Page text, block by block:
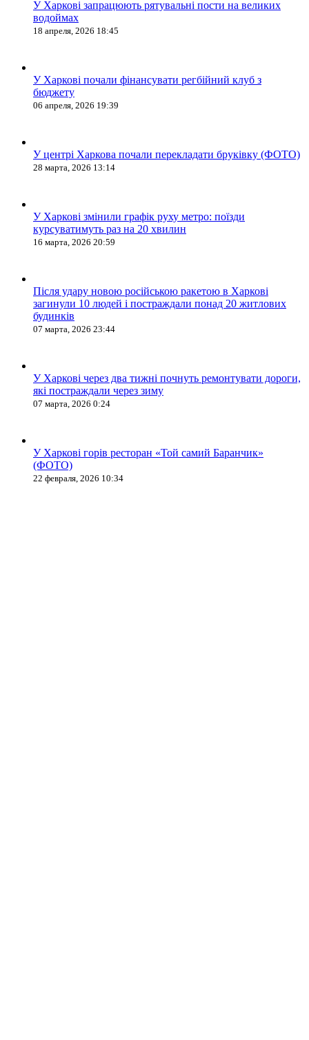
У Харкові запрацюють рятувальні пости на великих
водоймах
18 апреля, 2026 18:45
У Харкові почали фінансувати регбійний клуб з
бюджету
06 апреля, 2026 19:39
У центрі Харкова почали перекладати бруківку (ФОТО)
28 марта, 2026 13:14
У Харкові змінили графік руху метро: поїзди
курсуватимуть раз на 20 хвилин
16 марта, 2026 20:59
Після удару новою російською ракетою в Харкові
загинули 10 людей і постраждали понад 20 житлових
будинків
07 марта, 2026 23:44
У Харкові через два тижні почнуть ремонтувати дороги,
які постраждали через зиму
07 марта, 2026 0:24
У Харкові горів ресторан «Той самий Баранчик»
(ФОТО)
22 февраля, 2026 10:34